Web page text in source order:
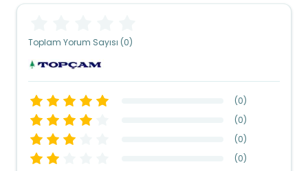
Toplam Yorum Sayısı (0)
(0)
(0)
(0)
(0)